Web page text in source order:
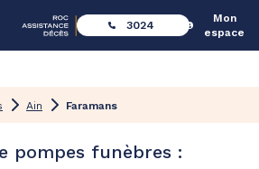
3024
Mon
espace
Ain Faramans
pompes funèbres :